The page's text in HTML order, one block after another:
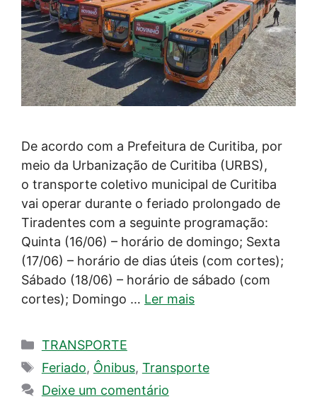
De acordo com a Prefeitura de Curitiba, por
meio da Urbanização de Curitiba (URBS),
o transporte coletivo municipal de Curitiba
vai operar durante o feriado prolongado de
Tiradentes com a seguinte programação:
Quinta (16/06) – horário de domingo; Sexta
(17/06) – horário de dias úteis (com cortes);
Sábado (18/06) – horário de sábado (com
cortes); Domingo … Ler mais
Categorias
TRANSPORTE
Tags
Feriado, Ônibus, Transporte
Deixe um comentário